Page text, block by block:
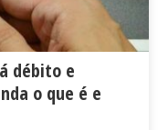
débito e
o que é e